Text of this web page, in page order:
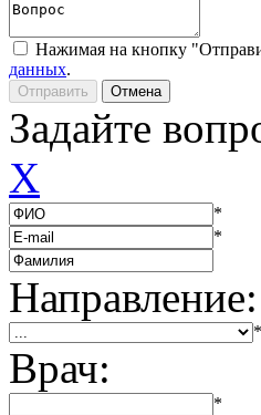
Нажимая на кнопку
данных.
Задайте
X
*
*
Направление:
*
Врач:
*